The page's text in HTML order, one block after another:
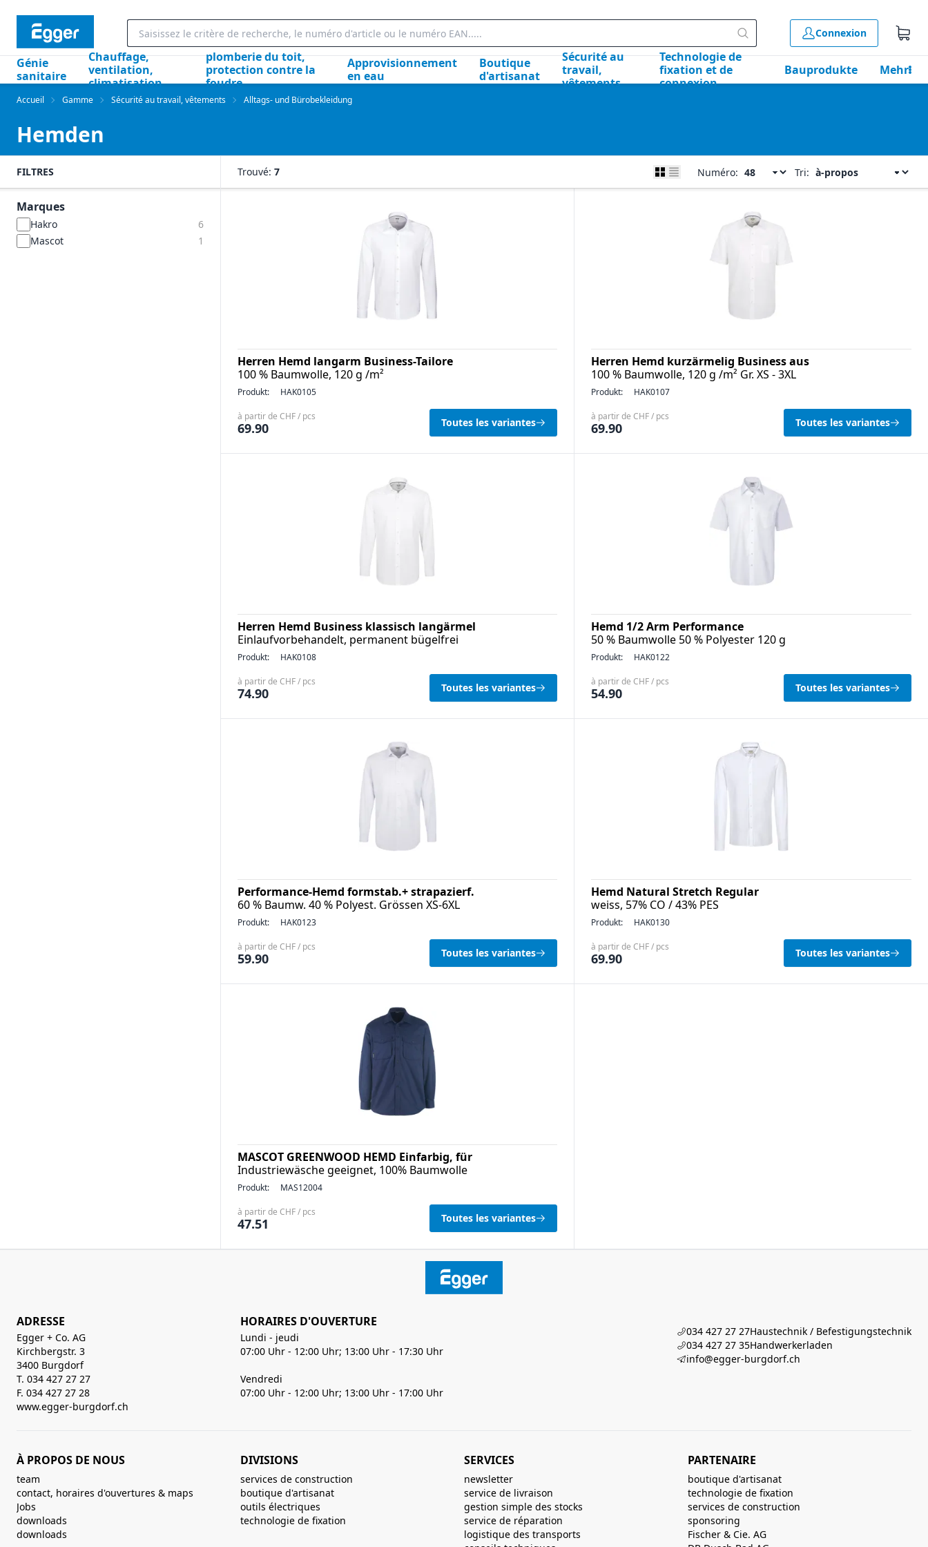
Connexion
Génie
sanitaire
Chauffage,
ventilation,
climatisation
plomberie du toit,
protection contre la
foudre
Approvisionnement
en eau
Boutique
d'artisanat
Sécurité au
travail,
vêtements
Technologie de
fixation et de
connexion
Bauprodukte Mehr
Accueil Gamme Sécurité au travail, vêtements Alltags- und Bürobekleidung
Hemden
FILTRES
Marques
Hakro
6
Mascot
1
Trouvé: 7 Numéro: Tri:
Herren Hemd langarm Business-Tailore
100 % Baumwolle, 120 g /m²
Produkt: HAK0105
à partir de CHF / pcs
69.90 Toutes les variantes
Herren Hemd kurzärmelig Business aus
100 % Baumwolle, 120 g /m² Gr. XS - 3XL
Produkt: HAK0107
à partir de CHF / pcs
69.90 Toutes les variantes
Herren Hemd Business klassisch langärmel
Einlaufvorbehandelt, permanent bügelfrei
Produkt: HAK0108
à partir de CHF / pcs
74.90 Toutes les variantes
Hemd 1/2 Arm Performance
50 % Baumwolle 50 % Polyester 120 g
Produkt: HAK0122
à partir de CHF / pcs
54.90 Toutes les variantes
Performance-Hemd formstab.+ strapazierf.
60 % Baumw. 40 % Polyest. Grössen XS-6XL
Produkt: HAK0123
à partir de CHF / pcs
59.90 Toutes les variantes
Hemd Natural Stretch Regular
weiss, 57% CO / 43% PES
Produkt: HAK0130
à partir de CHF / pcs
69.90 Toutes les variantes
MASCOT GREENWOOD HEMD Einfarbig, für
Industriewäsche geeignet, 100% Baumwolle
Produkt: MAS12004
à partir de CHF / pcs
47.51 Toutes les variantes
ADRESSE
Egger + Co. AG
Kirchbergstr. 3
3400 Burgdorf
T. 034 427 27 27
F. 034 427 27 28
www.egger-burgdorf.ch
HORAIRES D'OUVERTURE
Lundi - jeudi
07:00 Uhr - 12:00 Uhr; 13:00 Uhr - 17:30 Uhr
Vendredi
07:00 Uhr - 12:00 Uhr; 13:00 Uhr - 17:00 Uhr
034 427 27 27Haustechnik / Befestigungstechnik
034 427 27 35Handwerkerladen
info@egger-burgdorf.ch
À PROPOS DE NOUS
team
contact, horaires d'ouvertures & maps
Jobs
downloads
downloads
DIVISIONS
services de construction
boutique d'artisanat
outils électriques
technologie de fixation
SERVICES
newsletter
service de livraison
gestion simple des stocks
service de réparation
logistique des transports
PARTENAIRE
boutique d'artisanat
technologie de fixation
services de construction
sponsoring
Fischer & Cie. AG